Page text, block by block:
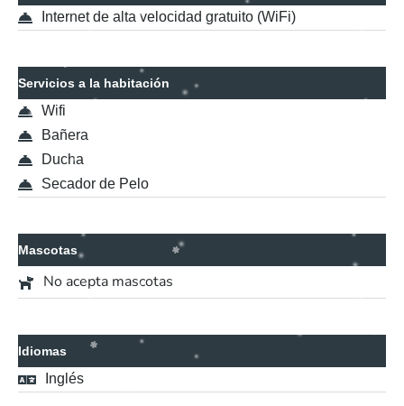
Internet de alta velocidad gratuito (WiFi)
Servicios a la habitación
Wifi
Bañera
Ducha
Secador de Pelo
Mascotas
No acepta mascotas
Idiomas
Inglés